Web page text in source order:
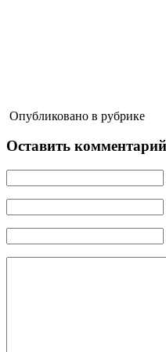
Опубликовано в рубрике
Оставить комментарий